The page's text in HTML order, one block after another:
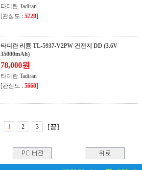
타디란 Tadiran
[관심도 : 5720]
타디란 리튬 TL-5937-V2PW 건전지 DD (3.6V
35000mAh)
78,000원
타디란 Tadiran
[관심도 : 5660]
1 2 3 [끝]